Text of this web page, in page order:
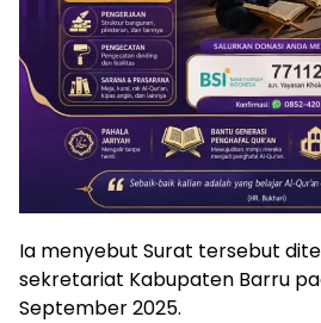
Ia menyebut Surat tersebut
sekretariat Kabupaten Barru
September 2025.